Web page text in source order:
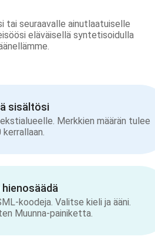
tai seuraavalle ainutlaatuiselle
eläväisellä syntetisoidulla
sisältösi
Merkkien määrän tulee
hienosäädä
koodeja. Valitse kieli ja ääni.
Muunna-painiketta.